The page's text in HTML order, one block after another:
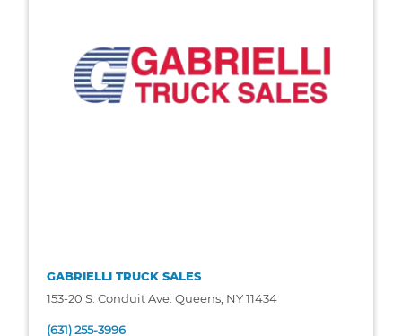
GABRIELLI TRUCK SALES
153-20 S. Conduit Ave. Queens, NY 11434
(631) 255-3996